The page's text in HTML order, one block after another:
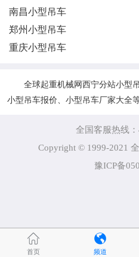
南昌小型吊车
郑州小型吊车
重庆小型吊车
全球起重机械网西宁分站小型
小型吊车报价、小型吊车厂家大全等
全国客服热线
Copyright © 1999-2021
豫ICP备
首页 频道